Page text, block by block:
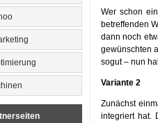
Wer schon
betreffenden
dann noch
gewünschten
sogut – nun
Variante 2
Zunächst
integriert hat.